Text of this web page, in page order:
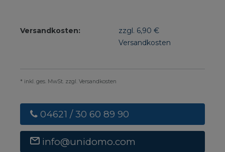
Versandkosten:
zzgl. 6,90 €
Versandkosten
* inkl. ges. MwSt. zzgl. Versandkosten
04621 / 30 60 89 90
info@unidomo.com